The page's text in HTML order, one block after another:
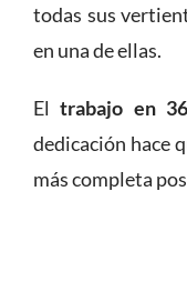
todas sus
en una de ellas.
Eltrabajo en
dedicación hace
más completa